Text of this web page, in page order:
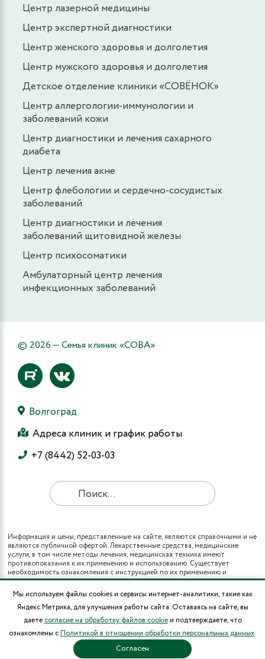
Центр лазерной медицины
Центр экспертной диагностики
Центр женского здоровья и долголетия
Центр мужского здоровья и долголетия
Детское отделение клиники «СОВЁНОК»
Центр аллергологии-иммунологии и
заболеваний кожи
Центр диагностики и лечения сахарного
диабета
Центр лечения акне
Центр флебологии и сердечно-сосудистых
заболеваний
Центр диагностики и лечения
заболеваний щитовидной железы
Центр психосоматики
Амбулаторный центр лечения
инфекционных заболеваний
© 2026 — Семья клиник «СОВА»
Волгоград
Адреса клиник и график работы
+7 (8442) 52-03-03
Информация и цены, представленные на сайте, являются справочными и не
являются публичной офертой. Лекарственные средства, медицинские
услуги, в том числе методы лечения, медицинская техника имеют
противопоказания к их применению и использованию. Существует
необходимость ознакомления с инструкцией по их применению и
получения консультации специалистов.
Все виды медицинских услуг вы также можете получить в рамках
программы государственных гарантий бесплатного оказания гражданам
медицинской помощи и территориальных программ государственных
гарантий бесплатного оказания гражданам медицинской помощи (при
наличии полиса ОМС в муниципальных поликлиниках города).
* Цены на операции носят информационный характер и могут изменяться в
зависимости от сложности и использования расходных материалов.
Мы используем файлы cookies и сервисы интернет-аналитики, такие как
Яндекс.Метрика, для улучшения работы сайта. Оставаясь на сайте, вы
даете согласие на обработку файлов cookieи подтверждаете, что
ознакомлены сПолитикой в отношении обработки персональных данных.
Согласен